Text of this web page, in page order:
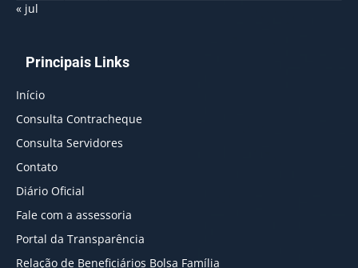
« jul
Principais Links
Início
Consulta Contracheque
Consulta Servidores
Contato
Diário Oficial
Fale com a assessoria
Portal da Transparência
Relação de Beneficiários Bolsa Família